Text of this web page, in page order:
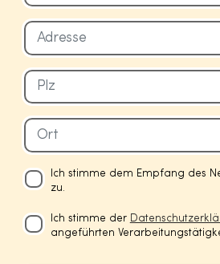
Ich stimme dem Empfang des
zu.
Ich stimme der
angeführten